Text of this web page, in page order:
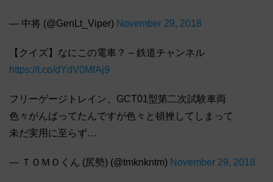
— 中将 (@GenLt_Viper) November 29, 2018
【クイズ】なにこの電車？ – 鉄道チャンネル
https://t.co/dYdV0MfAj9
フリーゲージトレイン、GCT01型第二次試験車両
色々がんばってたんですが色々と頓挫してしまって
未だ実用に至らず…
— ＴＯＭＯくん (尻勢) (@tmknkntm) November 29, 2018